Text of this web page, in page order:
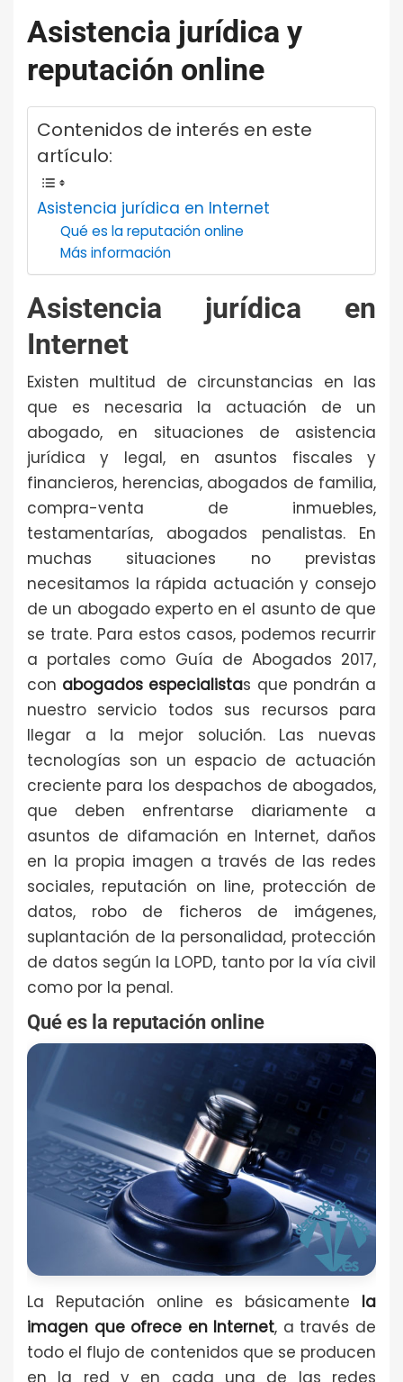
Asistencia jurídica y
reputación online
Contenidos de interés en este
artículo:
Asistencia jurídica en Internet
Qué es la reputación online
Más información
Asistencia jurídica en
Internet
Existen multitud de circunstancias en las
que es necesaria la actuación de un
abogado, en situaciones de asistencia
jurídica y legal, en asuntos fiscales y
financieros, herencias, abogados de familia,
compra-venta de inmuebles,
testamentarías, abogados penalistas. En
muchas situaciones no previstas
necesitamos la rápida actuación y consejo
de un abogado experto en el asunto de que
se trate. Para estos casos, podemos recurrir
a portales como Guía de Abogados 2017,
con abogados especialistas que pondrán a
nuestro servicio todos sus recursos para
llegar a la mejor solución. Las nuevas
tecnologías son un espacio de actuación
creciente para los despachos de abogados,
que deben enfrentarse diariamente a
asuntos de difamación en Internet, daños
en la propia imagen a través de las redes
sociales, reputación on line, protección de
datos, robo de ficheros de imágenes,
suplantación de la personalidad, protección
de datos según la LOPD, tanto por la vía civil
como por la penal.
Qué es la reputación online
La Reputación online es básicamente la
imagen que ofrece en Internet, a través de
todo el flujo de contenidos que se producen
en la red y en cada una de las redes